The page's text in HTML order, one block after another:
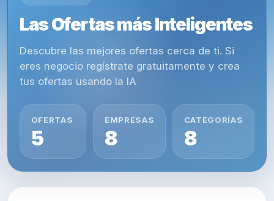
Las Ofertas más Inteligentes
Descubre las mejores ofertas cerca de ti. Si
eres negocio regístrate gratuitamente y crea
tus ofertas usando la IA
OFERTAS
5
EMPRESAS
8
CATEGORÍAS
8